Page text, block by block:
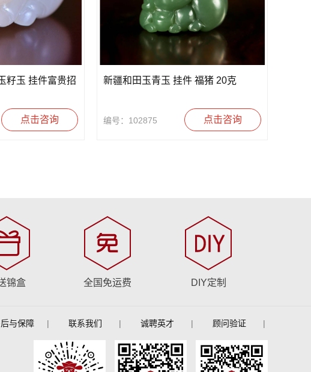
籽玉 挂件富贵招
点击咨询
新疆和田玉青玉 挂件 福猪 20克
编号：102875 点击咨询
锦盒 全国免运费 DIY定制
与保障 | 联系我们 | 诚聘英才 | 顾问验证 |